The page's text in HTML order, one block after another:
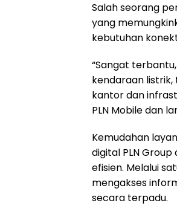
Salah seorang
yang
kebutuhan
“Sangat
kendaraan
kantor dan
PLN Mobile dan
Kemudahan
digital PLN
efisien. Melalui
mengakses
secara terpadu.